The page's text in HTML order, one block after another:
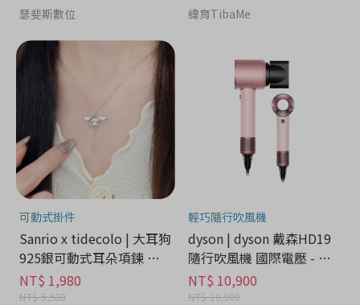
瑟斐斯數位 緯育TibaMe
可動式掛件
Sanrio x tidecolo | 大耳狗
925銀可動式耳朵項鍊 禮
盒 - 流行潮牌分期
NT$ 1,980
NT$ 5,580
輕巧隨行吹風機
dyson | dyson 戴森HD19
隨行吹風機 國際電壓 - 家
電分期
NT$ 10,900
NT$ 10,900